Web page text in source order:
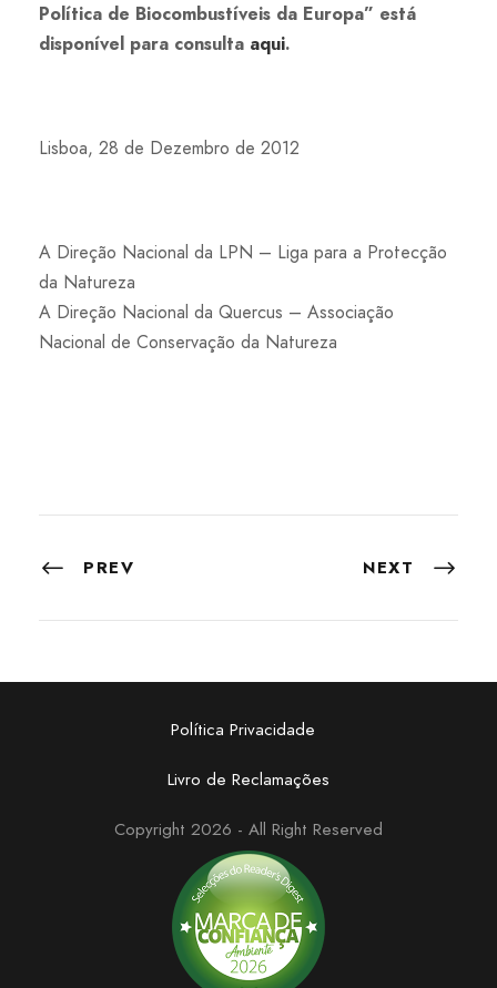
Política de Biocombustíveis da Europa” está
disponível para consulta aqui.
Lisboa, 28 de Dezembro de 2012
A Direção Nacional da LPN – Liga para a Protecção
da Natureza
A Direção Nacional da Quercus – Associação
Nacional de Conservação da Natureza
PREV NEXT
Política Privacidade
Livro de Reclamações
Copyright 2026 - All Right Reserved